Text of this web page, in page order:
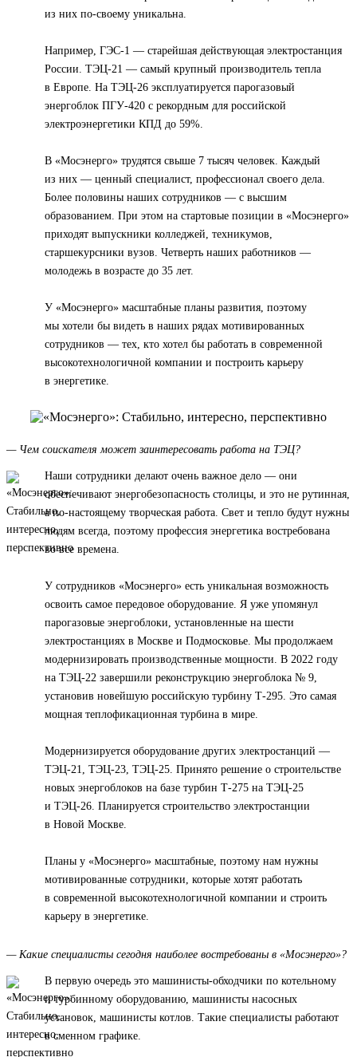
из них по-своему уникальна.
Например, ГЭС-1 — старейшая действующая электростанция
России. ТЭЦ-21 — самый крупный производитель тепла
в Европе. На ТЭЦ-26 эксплуатируется парогазовый
энергоблок ПГУ-420 с рекордным для российской
электроэнергетики КПД до 59%.
В «Мосэнерго» трудятся свыше 7 тысяч человек. Каждый
из них — ценный специалист, профессионал своего дела.
Более половины наших сотрудников — с высшим
образованием. При этом на стартовые позиции в «Мосэнерго»
приходят выпускники колледжей, техникумов,
старшекурсники вузов. Четверть наших работников —
молодежь в возрасте до 35 лет.
У «Мосэнерго» масштабные планы развития, поэтому
мы хотели бы видеть в наших рядах мотивированных
сотрудников — тех, кто хотел бы работать в современной
высокотехнологичной компании и построить карьеру
в энергетике.
— Чем соискателя может заинтересовать работа на ТЭЦ?
Наши сотрудники делают очень важное дело — они
обеспечивают энергобезопасность столицы, и это не рутинная,
а по-настоящему творческая работа. Свет и тепло будут нужны
людям всегда, поэтому профессия энергетика востребована
во все времена.
У сотрудников «Мосэнерго» есть уникальная возможность
освоить самое передовое оборудование. Я уже упомянул
парогазовые энергоблоки, установленные на шести
электростанциях в Москве и Подмосковье. Мы продолжаем
модернизировать производственные мощности. В 2022 году
на ТЭЦ-22 завершили реконструкцию энергоблока № 9,
установив новейшую российскую турбину Т-295. Это самая
мощная теплофикационная турбина в мире.
Модернизируется оборудование других электростанций —
ТЭЦ-21, ТЭЦ-23, ТЭЦ-25. Принято решение о строительстве
новых энергоблоков на базе турбин Т-275 на ТЭЦ-25
и ТЭЦ-26. Планируется строительство электростанции
в Новой Москве.
Планы у «Мосэнерго» масштабные, поэтому нам нужны
мотивированные сотрудники, которые хотят работать
в современной высокотехнологичной компании и строить
карьеру в энергетике.
— Какие специалисты сегодня наиболее востребованы в «Мосэнерго»?
В первую очередь это машинисты-обходчики по котельному
и турбинному оборудованию, машинисты насосных
установок, машинисты котлов. Такие специалисты работают
в сменном графике.